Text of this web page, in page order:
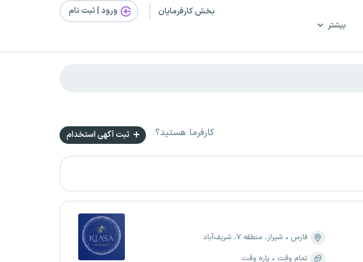
بیشتر
بخش کارفرمایان ورود | ثبت‌ نام
کارفرما هستید؟ ثبت آگهی استخدام
فارس
شیراز، منطقه ۷، شریف‌آباد
تمام وقت
پاره وقت